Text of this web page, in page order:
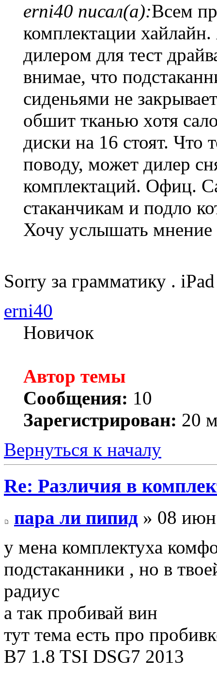
erni40 писал(а):Всем
комплектации
дилером для тест
внимае, что
сиденьями не
обшит тканью хотя
диски на 16 стоят. Что
поводу, может дилер
комплектаций. Офиц.
стаканчикам и подло
Хочу услышать
Sorry за грамматику .
erni40
Новичок
Автор темы
Сообщения: 10
Зарегистрирован: 20
Вернуться к началу
Re: Различия в
пара ли пипид » 08
у мена комплектуха
подстаканники , но в
радиус
а так пробивай вин
тут тема есть про
B7 1.8 TSI DSG7 2013